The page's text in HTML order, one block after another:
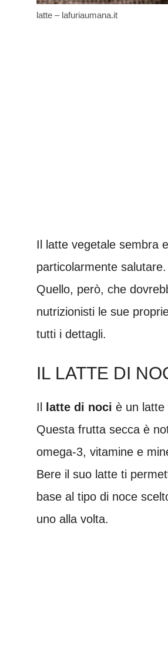
latte – lafuriaumana.it
Il latte vegetale sembra
particolarmente
Quello, però, che
nutrizionisti le sue
tutti i dettagli.
IL LATTE DI
Il latte di noci è un latte
Questa frutta secca è
omega-3, vitamine e
Bere il suo latte ti
base al tipo di noce
uno alla volta.